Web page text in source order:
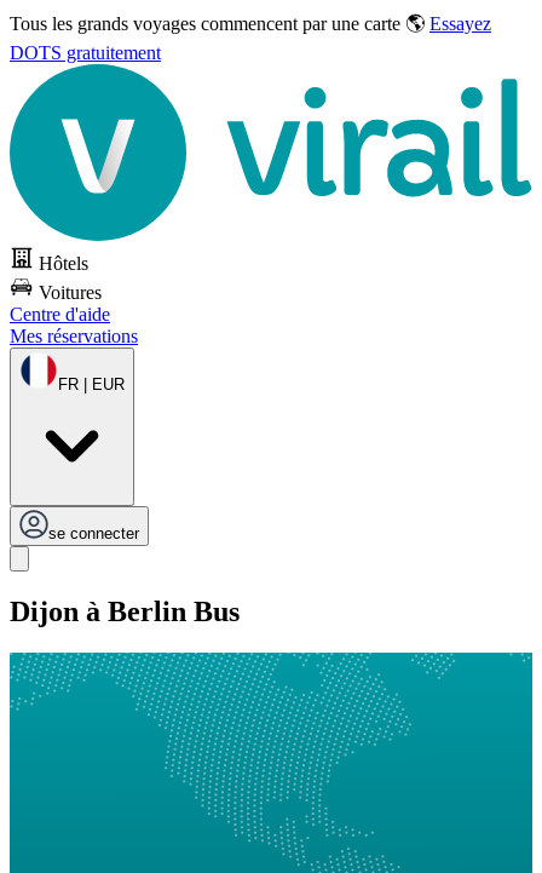
Tous les grands voyages commencent par une carte 🌎 Essayez
DOTS gratuitement
Hôtels
Voitures
Centre d'aide
Mes réservations
FR | EUR
se connecter
Dijon à Berlin Bus